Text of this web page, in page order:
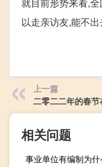
就目前形势来看,
以走亲访友,能不出
上一篇
二零二二年的春
相关问题
事业单位有编制为